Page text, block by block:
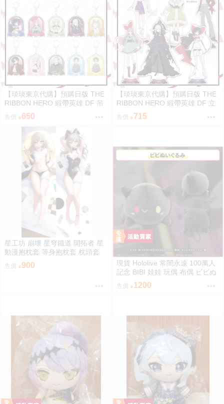
【琰琰東京代購】預購日版 THE
RIBBON HERO 緞帶英雄 DF 吊
飾 藍寶石 帕茵 天鵝絨 吉露可
650
【琰琰東京代購】預購日版 THE
RIBBON HERO 緞帶英雄 DF 立
牌 藍寶石 帕茵 天鵝絨 吉露可
715
星工坊 崩壞 星穹鐵道 開拓者 星
動漫抱枕套 等身抱枕套 枕頭套
售價 900
現貨 Hololive 常闇永遠 100萬人
記念 BIBI 娃娃 玩偶 布偶 ビビぬ
いぐるみ 常闇トワ 100万人記念
100萬
售價 1200